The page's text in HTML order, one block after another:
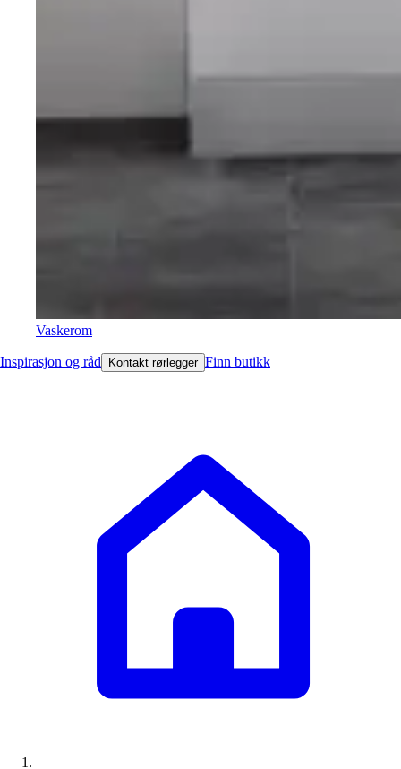
Vaskerom
Inspirasjon og råd Kontakt rørlegger Finn butikk